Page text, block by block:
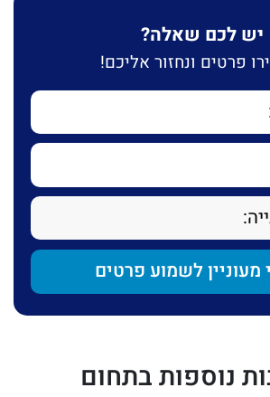
יש לכם שאלה?
פרטים ונחזור אליכם!
נוספות בתחום